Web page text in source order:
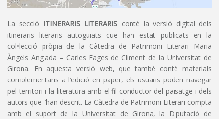
La secció ITINERARIS LITERARIS conté la versió digital dels
itineraris literaris autoguiats que han estat publicats en la
col•lecció pròpia de la Càtedra de Patrimoni Literari Maria
Àngels Anglada – Carles Fages de Climent de la Universitat de
Girona. En aquesta versió web, que també conté materials
complementaris a l’edició en paper, els usuaris poden navegar
pel territori i la literatura amb el fil conductor del paisatge i dels
autors que l’han descrit. La Càtedra de Patrimoni Literari compta
amb el suport de la Universitat de Girona, la Diputació de